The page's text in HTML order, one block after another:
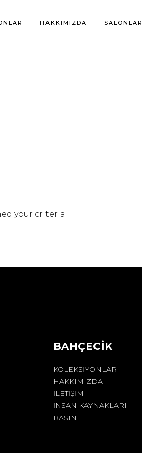
HAKKIMIZDA SALONLAR
your criteria.
BAHÇECİK
KOLEKSIYONLAR
HAKKIMIZDA
İLETIŞIM
İNSAN KAYNAKLARI
BASIN